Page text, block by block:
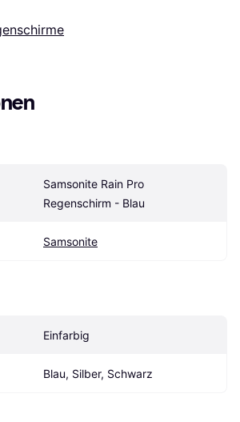
Samsonite Rain Pro
Regenschirm - Blau
Samsonite
Einfarbig
Blau, Silber, Schwarz